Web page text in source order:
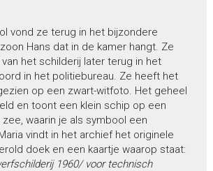
vond ze terug in het bijzondere
Hans dat in de kamer hangt. Ze
het schilderij later terug in het
in het politiebureau. Ze heeft het
op een zwart-witfoto. Het geheel
en toont een klein schip op een
waarin je als symbool een
vindt in het archief het originele
doek en een kaartje waarop staat:
1960/ voor technisch